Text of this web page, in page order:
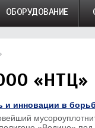
ОБОРУДОВАНИЕ
«НТЦ»
и инновации в